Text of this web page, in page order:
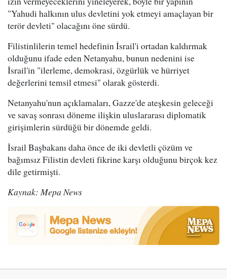
"Yahudi halkının ulus devletini yok etmeyi amaçlayan bir
terör devleti" olacağını öne sürdü.
Filistinlilerin temel hedefinin İsrail'i ortadan kaldırmak
olduğunu ifade eden Netanyahu, bunun nedenini ise
İsrail'in "ilerleme, demokrasi, özgürlük ve hürriyet
değerlerini temsil etmesi" olarak gösterdi.
Netanyahu'nun açıklamaları, Gazze'de ateşkesin geleceği
ve savaş sonrası döneme ilişkin uluslararası diplomatik
girişimlerin sürdüğü bir dönemde geldi.
İsrail Başbakanı daha önce de iki devletli çözüm ve
bağımsız Filistin devleti fikrine karşı olduğunu birçok kez
dile getirmişti.
Kaynak: Mepa News